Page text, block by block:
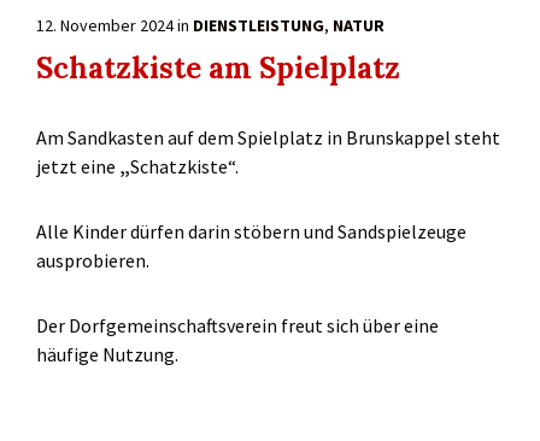
12. November 2024in DIENSTLEISTUNG, NATUR
Schatzkiste am Spielplatz
Am Sandkasten auf dem Spielplatz in Brunskappel steht
jetzt eine „Schatzkiste“.
Alle Kinder dürfen darin stöbern und Sandspielzeuge
ausprobieren.
Der Dorfgemeinschaftsverein freut sich über eine
häufige Nutzung.